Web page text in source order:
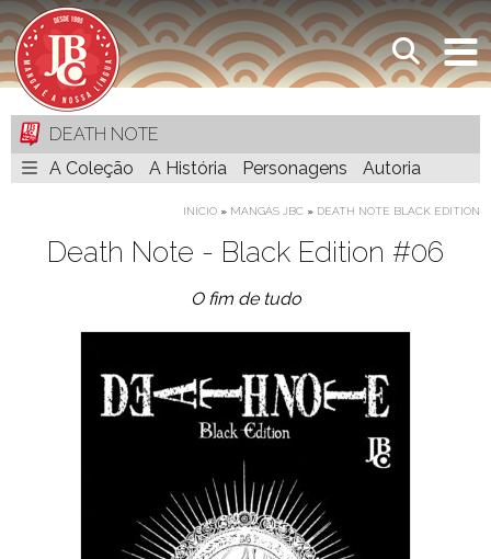
DEATH NOTE
A Coleção
A História Personagens Autoria
INÍCIO » MANGÁS JBC » DEATH NOTE BLACK EDITION
Death Note - Black Edition #06
O fim de tudo